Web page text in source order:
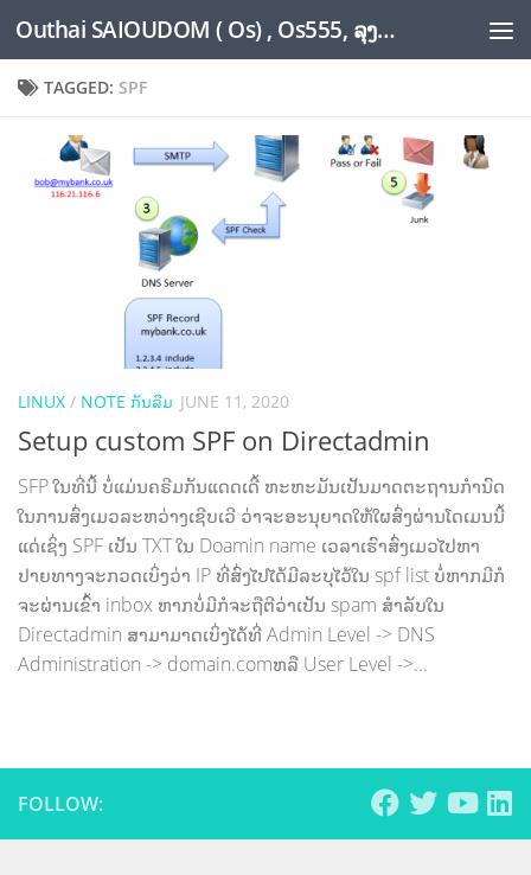
Skip to content Outhai SAIOUDOM ( Os) , Os555, ລຸງໂອ້ດ, LoungOs, UngleOs, XW1OS Official Website...
TAGGED: SPF
LINUX / NOTE ກັນລືມ JUNE 11, 2020
Setup custom SPF on Directadmin
SFP ໃນທີ່ນີ້ ບໍ່ແມ່ນຄຣີມກັນແດດເດີ້ ຫະຫະມັນເປັນມາດຕະຖານກຳນົດ
ໃນການສົ່ງເມວລະຫວ່າງເຊີບເວີ ວ່າຈະອະນຸຍາດໃຫ້ໃຜສົ່ງຜ່ານໂດເມນນີ້
ແດ່ເຊິ່ງ SPF ເປັນ TXT ໃນ Doamin name ເວລາເຮົາສົ່ງເມວໄປຫາ
ປາຍທາງຈະກວດເບິ່ງວ່າ IP ທີ່ສົ່ງໄປໄດ້ມີລະບຸໄວ້ໃນ spf list ບໍ່ຫາກມີກໍ
ຈະຜ່ານເຂົ້າ inbox ຫາກບໍ່ມີກໍຈະຖືຕີວ່າເປັນ spam ສຳລັບໃນ
Directadmin ສາມາມາດເບິ່ງໄດ້ທີ່ Admin Level -> DNS
Administration -> domain.comຫລື User Level ->...
FOLLOW: